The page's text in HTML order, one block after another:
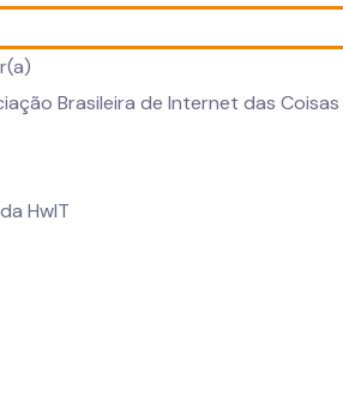
Brasileira de Internet das Coisas
HwIT